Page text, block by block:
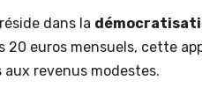
dans la
20 euros mensuels, cette
revenus modestes.